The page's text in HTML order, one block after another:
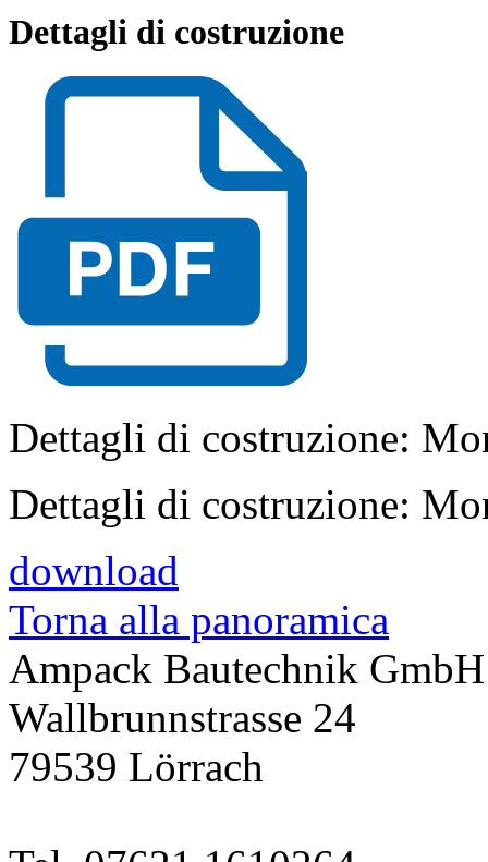
Dettagli di costruzione
Dettagli di costruzione:
Dettagli di costruzione:
download
Torna alla panoramica
Ampack Bautechnik GmbH
Wallbrunnstrasse 24
79539 Lörrach